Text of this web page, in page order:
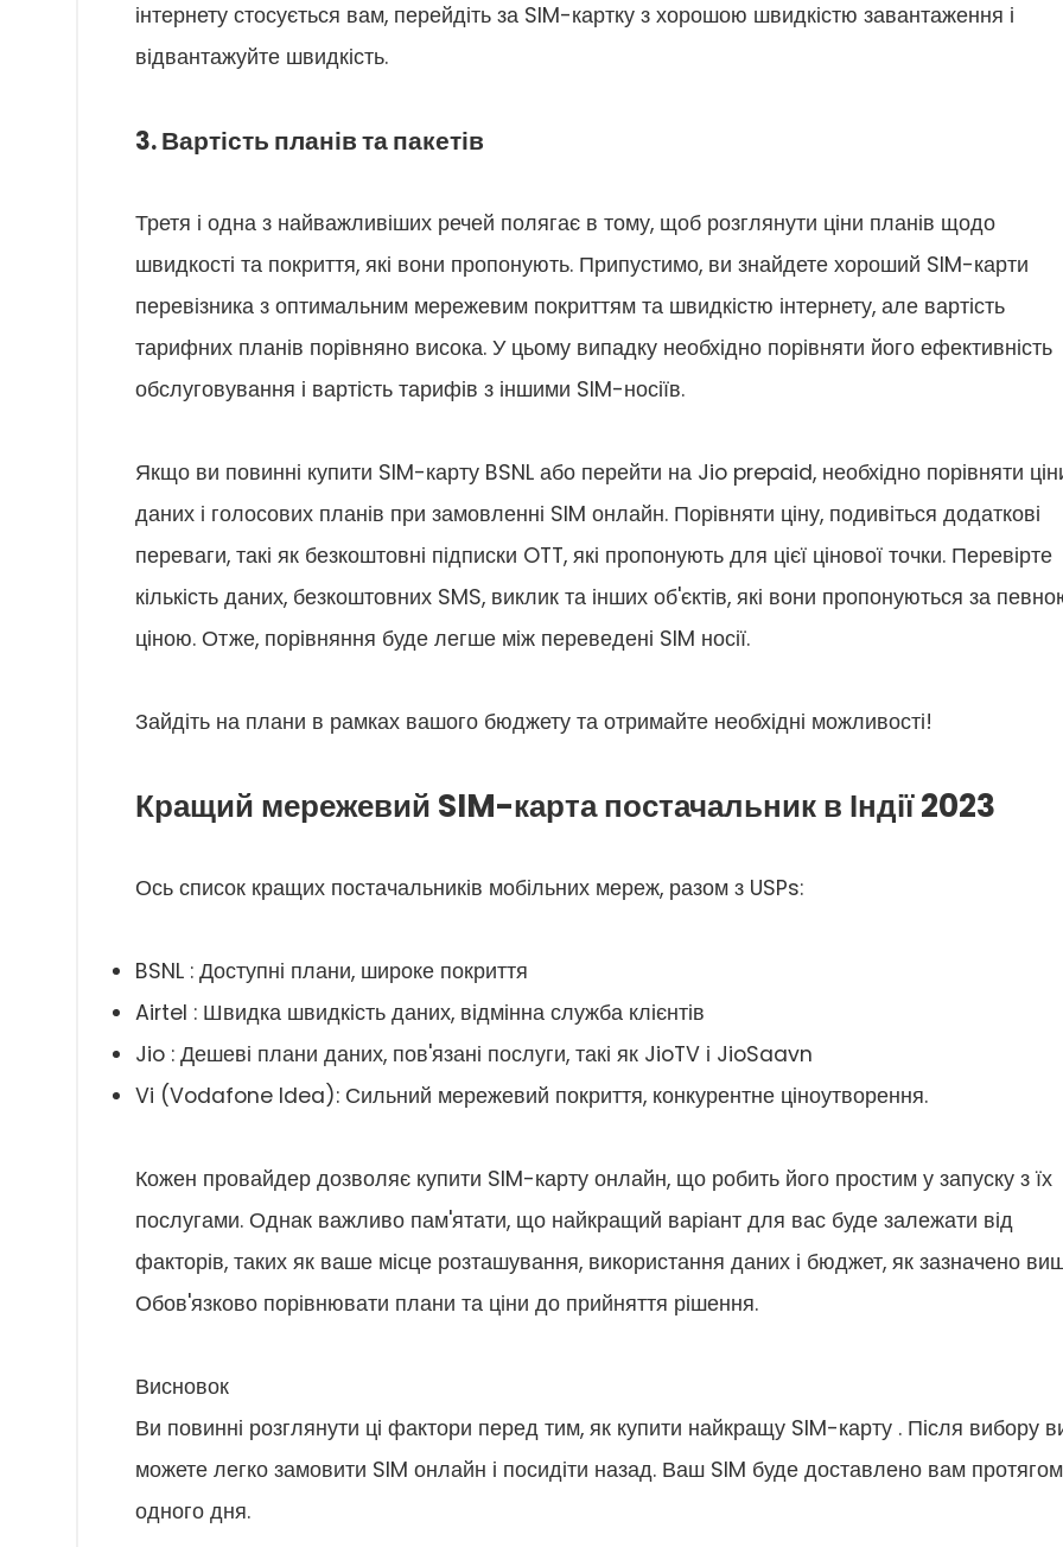
інтернету стосується вам, перейдіть за SIM-картку з хорошою швидкістю завантаження і
відвантажуйте швидкість.
3. Вартість планів та пакетів
Третя і одна з найважливіших речей полягає в тому, щоб розглянути ціни планів щодо
швидкості та покриття, які вони пропонують. Припустимо, ви знайдете хороший SIM-карти
перевізника з оптимальним мережевим покриттям та швидкістю інтернету, але вартість
тарифних планів порівняно висока. У цьому випадку необхідно порівняти його ефективність
обслуговування і вартість тарифів з іншими SIM-носіїв.
Якщо ви повинні купити SIM-карту BSNL або перейти на Jio prepaid, необхідно порівняти
даних і голосових планів при замовленні SIM онлайн. Порівняти ціну, подивіться додаткові
переваги, такі як безкоштовні підписки OTT, які пропонують для цієї цінової точки. Перевірте
кількість даних, безкоштовних SMS, виклик та інших об'єктів, які вони пропонуються за
ціною. Отже, порівняння буде легше між переведені SIM носії.
Зайдіть на плани в рамках вашого бюджету та отримайте необхідні можливості!
Кращий мережевий SIM-карта постачальник в Індії 2023
Ось список кращих постачальників мобільних мереж, разом з USPs:
BSNL : Доступні плани, широке покриття
Airtel : Швидка швидкість даних, відмінна служба клієнтів
Jio : Дешеві плани даних, пов'язані послуги, такі як JioTV і JioSaavn
Vi (Vodafone Idea): Сильний мережевий покриття, конкурентне ціноутворення.
Кожен провайдер дозволяє купити SIM-карту онлайн, що робить його простим у запуску з їх
послугами. Однак важливо пам'ятати, що найкращий варіант для вас буде залежати від
факторів, таких як ваше місце розташування, використання даних і бюджет, як зазначено
Обов'язково порівнювати плани та ціни до прийняття рішення.
Висновок
Ви повинні розглянути ці фактори перед тим, як купити найкращу SIM-карту . Після вибору
можете легко замовити SIM онлайн і посидіти назад. Ваш SIM буде доставлено вам протягом
одного дня.